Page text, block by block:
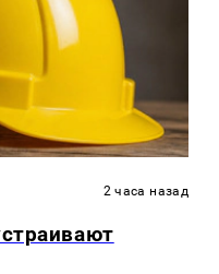
2 часа назад